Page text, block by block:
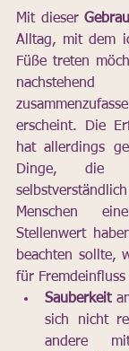
Mit dieser
Alltag, mit dem
Füße treten
erscheint. Die
hat allerdings
Dinge, die
Menschen
Stellenwert
beachten sollte,
für Fremdeinfluss
Sauberkeit
sich nicht
andere